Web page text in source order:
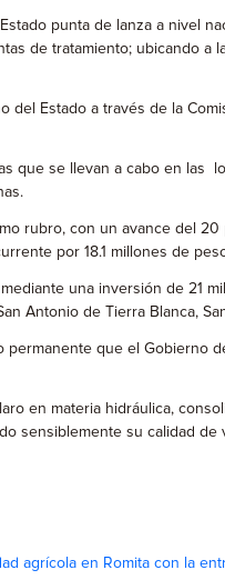
punta de lanza a nivel
de tratamiento; ubicando
del Estado a través de la
que se llevan a cabo en las
rubro, con un avance del
por 18.1 millones de
una inversión de 21
Antonio de Tierra Blanca,
permanente que el
en materia hidráulica,
sensiblemente su calidad de
agrícola en Romita con la